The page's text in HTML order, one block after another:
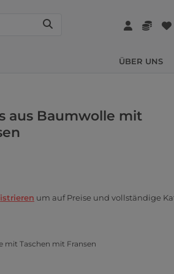
ÜBER UNS
aus Baumwolle mit
um auf Preise und vollständige
mit Taschen mit Fransen